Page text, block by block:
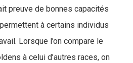
preuve de bonnes capacités
à certains individus
Lorsque l’on compare le
à celui d’autres races, on